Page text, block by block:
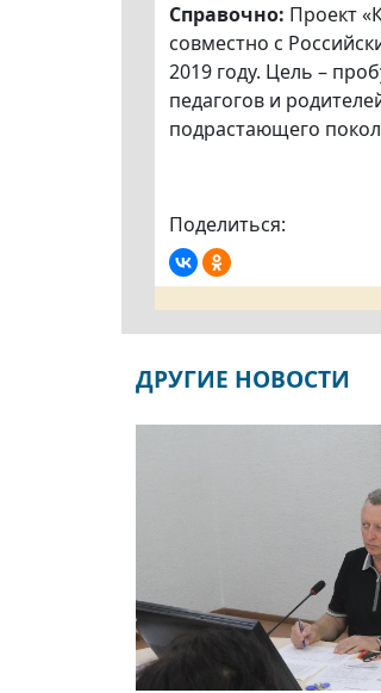
Справочно: Проект
совместно с
2019 году. Цель –
педагогов и
подрастающего
Поделиться:
ДРУГИЕ НОВОСТИ